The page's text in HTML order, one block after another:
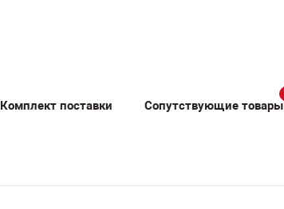
Комплект поставки Сопутствующие товары